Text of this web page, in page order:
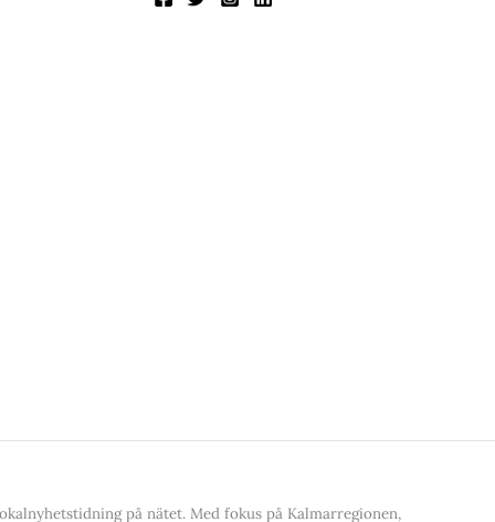
på nätet. Med fokus på Kalmarregionen,